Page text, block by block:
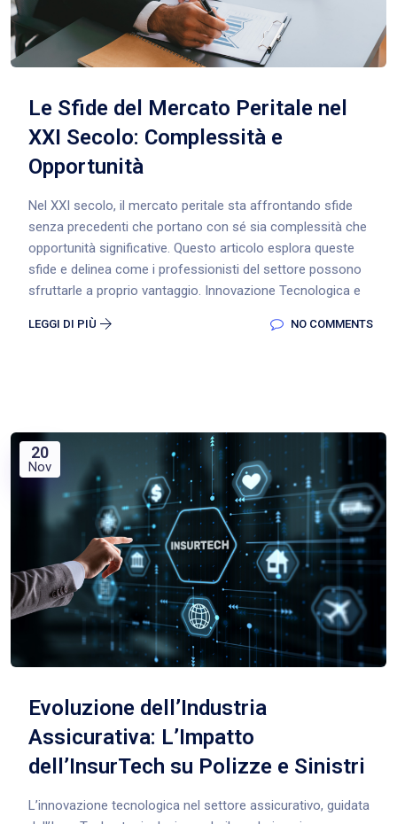
Le Sfide del Mercato Peritale nel
XXI Secolo: Complessità e
Opportunità
Nel XXI secolo, il mercato peritale sta affrontando sfide
senza precedenti che portano con sé sia complessità che
opportunità significative. Questo articolo esplora queste
sfide e delinea come i professionisti del settore possono
sfruttarle a proprio vantaggio. Innovazione Tecnologica e
LEGGI DI PIÙ NO COMMENTS
20
Nov
Evoluzione dell’Industria
Assicurativa: L’Impatto
dell’InsurTech su Polizze e Sinistri
L’innovazione tecnologica nel settore assicurativo, guidata